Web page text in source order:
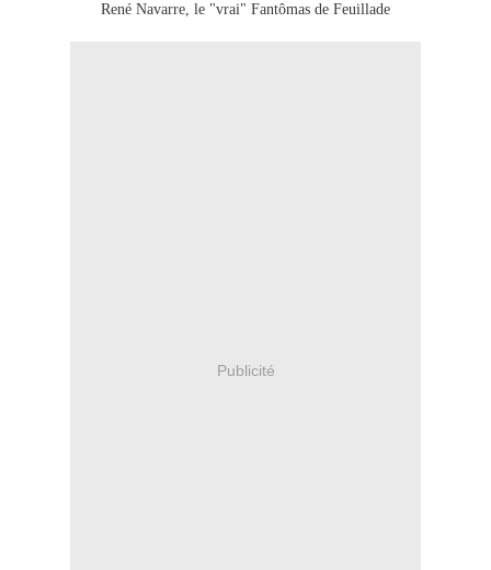
René Navarre, le "vrai" Fantômas de Feuillade
Publicité